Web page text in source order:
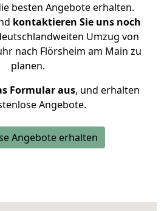
besten Angebote erhalten.
kontaktieren Sie uns noch
Umzug von
nach Flörsheim am Main zu
planen.
Formular aus, und erhalten
Angebote.
Angebote erhalten